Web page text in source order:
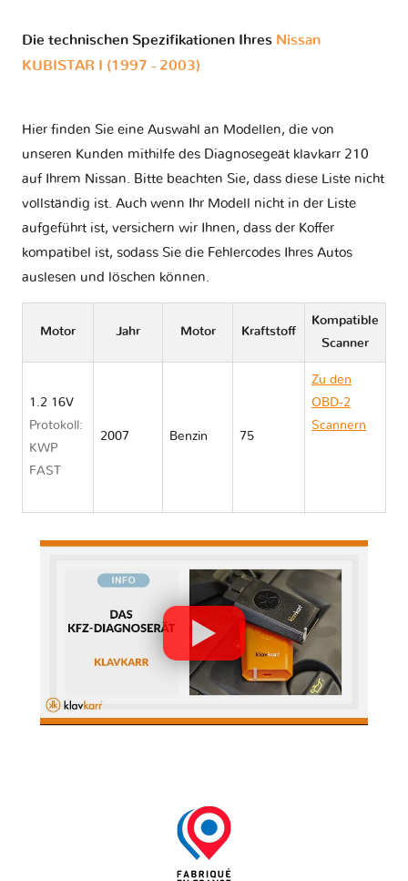
Die technischen Spezifikationen Ihres Nissan
KUBISTAR I (1997 - 2003)
Hier finden Sie eine Auswahl an Modellen, die von
unseren Kunden mithilfe des Diagnosegeät klavkarr 210
auf Ihrem Nissan. Bitte beachten Sie, dass diese Liste nicht
vollständig ist. Auch wenn Ihr Modell nicht in der Liste
aufgeführt ist, versichern wir Ihnen, dass der Koffer
kompatibel ist, sodass Sie die Fehlercodes Ihres Autos
auslesen und löschen können.
Motor Jahr Motor Kraftstoff
Kompatible
Scanner
1.2 16V
Protokoll:
KWP
FAST
2007 Benzin 75
Zu den
OBD-2
Scannern